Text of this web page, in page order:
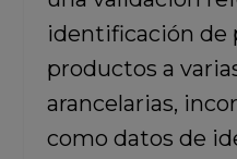
identificación de
productos a
arancelarias,
como datos de